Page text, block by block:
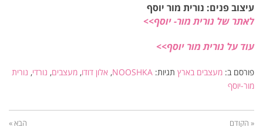
עיצוב פנים: נורית מור יוסף
לאתר של נורית מור- יוסף>>
עוד על נורית מור יוסף>>
פורסם ב: מעצבים בארץ תגיות: NOOSHKA
, אלון דודו, מעצבים, נורדי, נורית
מור-יוסף
« הקודם הבא »